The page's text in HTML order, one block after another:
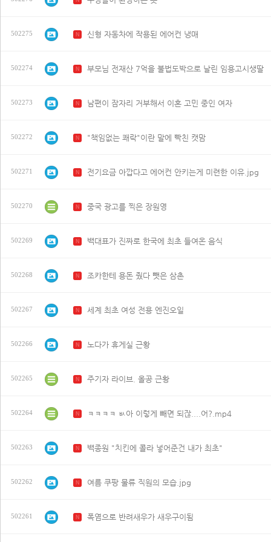
502275 N 신형 자동차에 작용된 에어컨 냉매
502274 N 부모님 전재산 7억을 불법도박으로 날린 임용고시생딸
502273 N 남편이 잠자리 거부해서 이혼 고민 중인 여자
502272 N "책임없는 쾌락"이란 말에 빡친 캣맘
502271 N 전기요금 아깝다고 에어컨 안키는게 미련한 이유.jpg
502270 N 중국 광고를 찍은 장원영
502269 N 백대표가 진짜로 한국에 최초 들여온 음식
502268 N 조카한테 용돈 줬다 뺏은 삼촌
502267 N 세계 최초 여성 전용 엔진오일
502266 N 노다가 휴게실 근황
502265 N 주기자 라이브. 올공 근황
502264 N ㅋㅋㅋㅋ ㅄ아 이렇게 빼면 되잖....어?.mp4
502263 N 백종원 "치킨에 콜라 넣어준건 내가 최초"
502262 N 여름 쿠팡 물류 직원의 모습.jpg
502261 N 폭염으로 반려새우가 새우구이됨